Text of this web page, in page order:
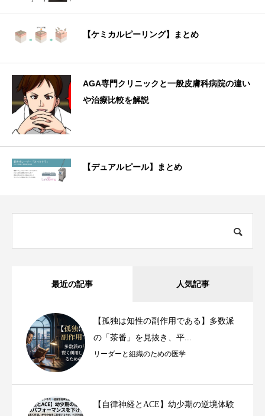
【ケミカルピーリング】まとめ
AGA専門クリニックと一般皮膚科病院の違い
や治療比較を解説
【デュアルピール】まとめ
最近の記事 人気記事
【孤独は知性の副作用である】多数派
の「茶番」を見抜き、平...
リーダーと組織のための医学
【自律神経とACE】幼少期の逆境体験